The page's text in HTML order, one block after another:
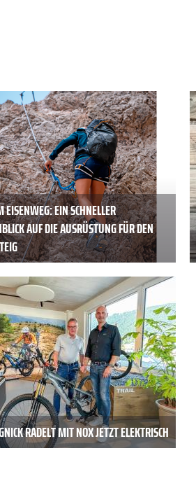
EISENWEG: EIN SCHNELLER
AUF DIE AUSRÜSTUNG FÜR DEN
RADELT MIT NOX JETZT ELEKTRISCH